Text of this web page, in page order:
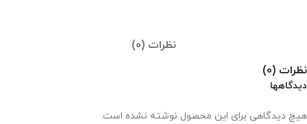
نظرات (0)
نظرات (0)
دیدگاهها
هیچ دیدگاهی برای این محصول نوشته نشده است.